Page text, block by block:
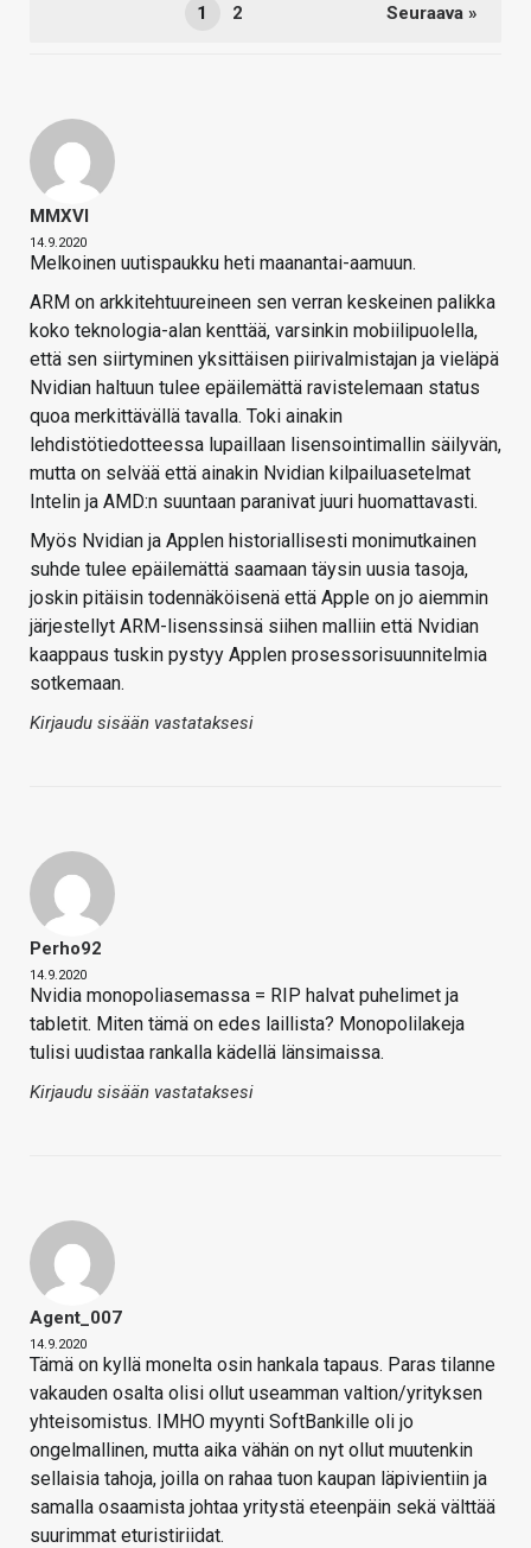
1 2 Seuraava »
MMXVI
14.9.2020
Melkoinen uutispaukku heti maanantai-aamuun.
ARM on arkkitehtuureineen sen verran keskeinen palikka
koko teknologia-alan kenttää, varsinkin mobiilipuolella,
että sen siirtyminen yksittäisen piirivalmistajan ja vieläpä
Nvidian haltuun tulee epäilemättä ravistelemaan status
quoa merkittävällä tavalla. Toki ainakin
lehdistötiedotteessa lupaillaan lisensointimallin säilyvän,
mutta on selvää että ainakin Nvidian kilpailuasetelmat
Intelin ja AMD:n suuntaan paranivat juuri huomattavasti.
Myös Nvidian ja Applen historiallisesti monimutkainen
suhde tulee epäilemättä saamaan täysin uusia tasoja,
joskin pitäisin todennäköisenä että Apple on jo aiemmin
järjestellyt ARM-lisenssinsä siihen malliin että Nvidian
kaappaus tuskin pystyy Applen prosessorisuunnitelmia
sotkemaan.
Kirjaudu sisään vastataksesi
Perho92
14.9.2020
Nvidia monopoliasemassa = RIP halvat puhelimet ja
tabletit. Miten tämä on edes laillista? Monopolilakeja
tulisi uudistaa rankalla kädellä länsimaissa.
Kirjaudu sisään vastataksesi
Agent_007
14.9.2020
Tämä on kyllä monelta osin hankala tapaus. Paras tilanne
vakauden osalta olisi ollut useamman valtion/yrityksen
yhteisomistus. IMHO myynti SoftBankille oli jo
ongelmallinen, mutta aika vähän on nyt ollut muutenkin
sellaisia tahoja, joilla on rahaa tuon kaupan läpivientiin ja
samalla osaamista johtaa yritystä eteenpäin sekä välttää
suurimmat eturistiriidat.